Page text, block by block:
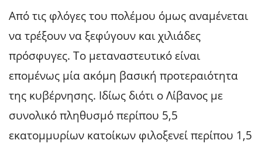
Από τις φλόγες του πολέμου όμως αναμένεται
να τρέξουν να ξεφύγουν και χιλιάδες
πρόσφυγες. Το μεταναστευτικό είναι
επομένως μία ακόμη βασική προτεραιότητα
της κυβέρνησης. Ιδίως διότι ο Λίβανος με
συνολικό πληθυσμό περίπου 5,5
εκατομμυρίων κατοίκων φιλοξενεί περίπου 1,5